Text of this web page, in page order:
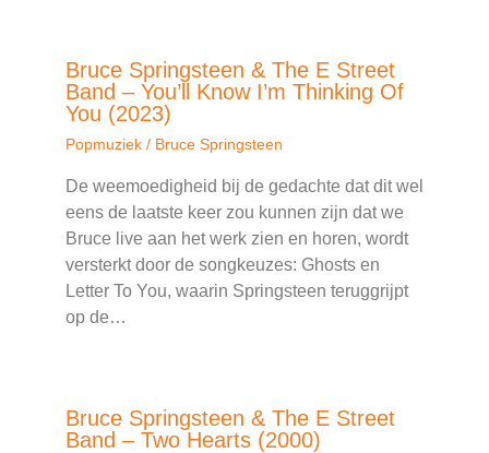
Bruce Springsteen & The E Street
Band – You’ll Know I’m Thinking Of
You (2023)
Popmuziek / Bruce Springsteen
De weemoedigheid bij de gedachte dat dit wel
eens de laatste keer zou kunnen zijn dat we
Bruce live aan het werk zien en horen, wordt
versterkt door de songkeuzes: Ghosts en
Letter To You, waarin Springsteen teruggrijpt
op de…
Bruce Springsteen & The E Street
Band – Two Hearts (2000)